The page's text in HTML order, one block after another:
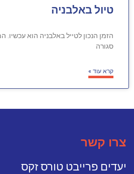
טיול באלבניה
הזמן הנכון לטייל באלבניה הוא
סגורה
קרא עוד »
צרו קשר
יעדים פרייבט טורס זקס